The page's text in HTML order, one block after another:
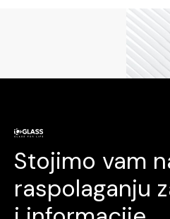
Stojimo vam
raspolaganju